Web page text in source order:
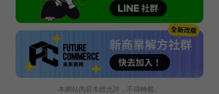
本網站內容未經允許，不得轉載。